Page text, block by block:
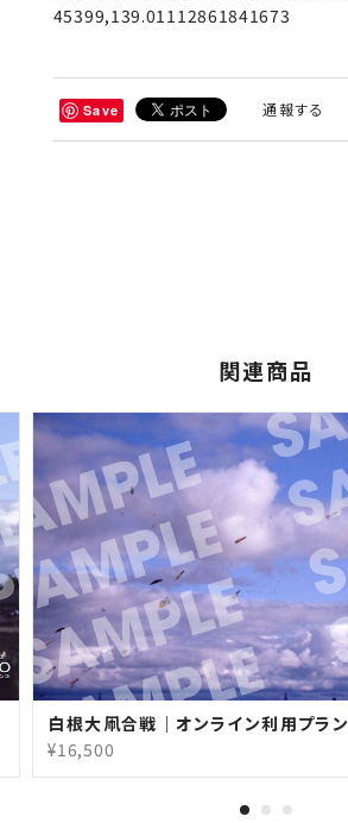
45399,139.01112861841673
Save 通報する
関連商品
白根大凧合戦｜オンライン利用プラン
¥16,500